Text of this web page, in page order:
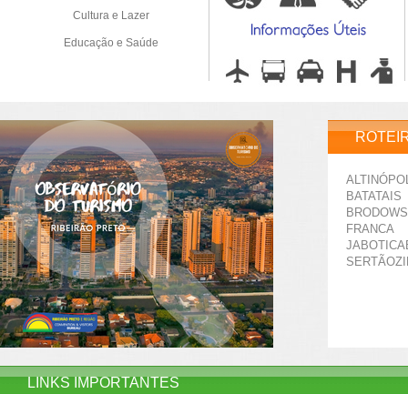
Cultura e Lazer
Educação e Saúde
BATATAIS
FRANCA
LINKS IMPORTANTES